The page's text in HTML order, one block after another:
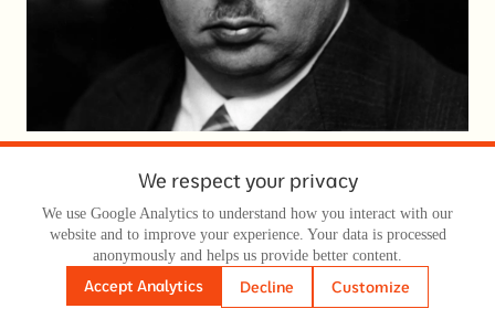
Інститут дослідження економічної кон’юнктури (сьогодні
— Німецький інститут економічних досліджень, DIW
Berlin) також активно співпрацював із режимом. Його
засновник, економіст і статистикЕрнст Вагеманну 1933
році потрапив у немилість і був звільнений з усіх постів,
проте швидко пристосувався до нової влади, вступив до
We respect your privacy
We use Google Analytics to understand how you interact with our
website and to improve your experience. Your data is processed
anonymously and helps us provide better content.
Accept Analytics Decline Customize